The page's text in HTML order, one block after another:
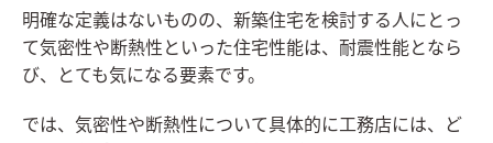
明確な定義はないものの、新築住宅を検討する人にとっ
て気密性や断熱性といった住宅性能は、耐震性能となら
び、とても気になる要素です。
では、気密性や断熱性について具体的に工務店には、ど